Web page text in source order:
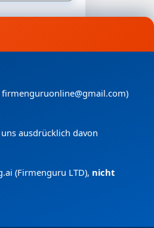
firmenguruonline@gmail.com)
ausdrücklich davon
ai (Firmenguru LTD), nicht